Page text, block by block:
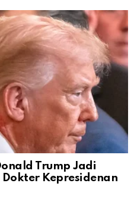
Trump Jadi
Kepresidenan